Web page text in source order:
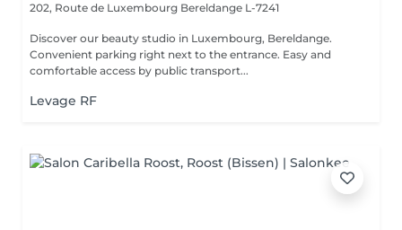
202, Route de Luxembourg Bereldange L-7241
Discover our beauty studio in Luxembourg, Bereldange.
Convenient parking right next to the entrance. Easy and
comfortable access by public transport...
Levage RF